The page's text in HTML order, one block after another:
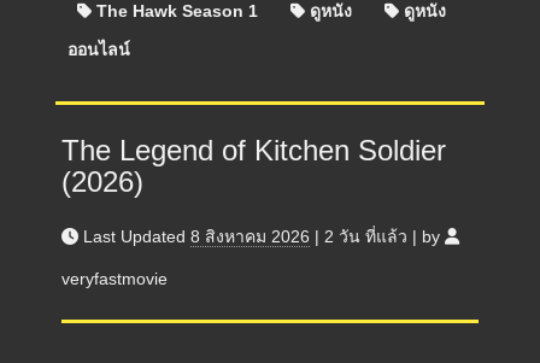
The Hawk Season 1 ดูหนัง
ดูหนัง
ออนไลน์
The Legend of Kitchen Soldier
(2026)
Last Updated 8 สิงหาคม 2026 | 2 วัน ที่แล้ว | by
veryfastmovie